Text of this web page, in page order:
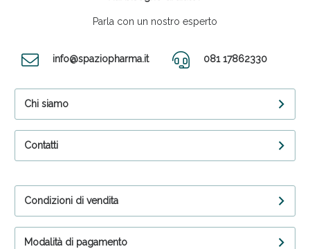
Parla con un nostro esperto
info@spaziopharma.it 081 17862330
Chi siamo
Contatti
Condizioni di vendita
Modalità di pagamento